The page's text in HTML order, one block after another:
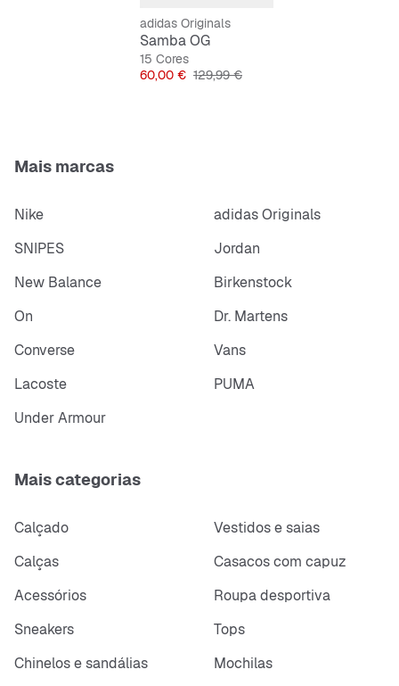
Com atacadores
As 3 riscas serrilhadas
Inscrição Samba na lateral
adidas Originals
Samba OG
15 Cores
Preço
60,00 € Preço original
129,99 €
Mais marcas
Nike
adidas Originals
SNIPES
Jordan
New Balance
Birkenstock
On
Dr. Martens
Converse
Vans
Lacoste
PUMA
Under Armour
Mais categorias
Calçado
Vestidos e saias
Calças
Casacos com capuz
Acessórios
Roupa desportiva
Sneakers
Tops
Chinelos e sandálias
Mochilas